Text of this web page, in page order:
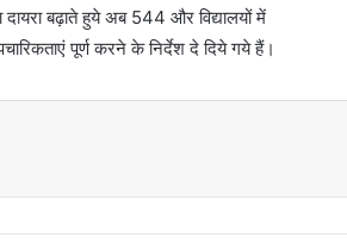
दायरा बढ़ाते हुये अब 544 और विद्यालयों में
पूर्ण करने के निर्देश दे दिये गये हैं।